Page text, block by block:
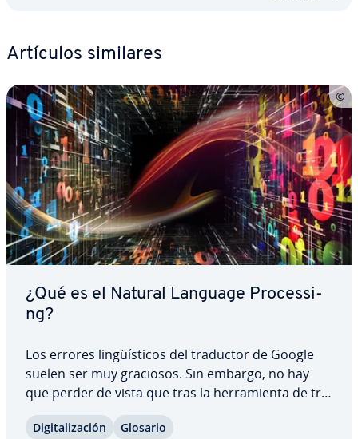
Artículos similares
¿Qué es el Natural Language Pro­ce­s­si­
ng?
Los errores li­n­güí­s­ti­cos del traductor de Google
suelen ser muy graciosos. Sin embargo, no hay
que perder de vista que tras la he­rra­mie­n­ta de tra­
una de las te­c­no­lo­gías in­fo­r­má­ti­cas más
Di­gi­ta­li­za­ción Glosario